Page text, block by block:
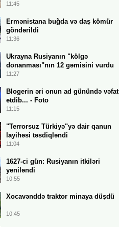
11:45
Ermənistana buğda və daş kömür
göndərildi
11:36
Ukrayna Rusiyanın "kölgə
donanması"nın 12 gəmisini vurdu
11:27
Blogerin əri onun ad günündə vəfat
etdib... - Foto
11:15
"Terrorsuz Türkiyə"yə dair qanun
layihəsi təsdiqləndi
11:04
1627-ci gün: Rusiyanın itkiləri
yeniləndi
10:55
Xocavənddə traktor minaya düşdü
10:45